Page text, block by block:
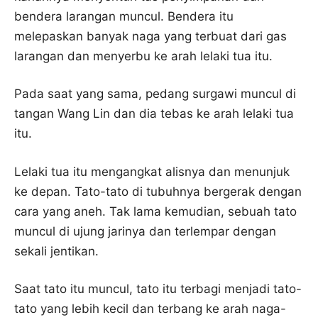
bendera larangan muncul. Bendera itu
melepaskan banyak naga yang terbuat dari gas
larangan dan menyerbu ke arah lelaki tua itu.
Pada saat yang sama, pedang surgawi muncul di
tangan Wang Lin dan dia tebas ke arah lelaki tua
itu.
Lelaki tua itu mengangkat alisnya dan menunjuk
ke depan. Tato-tato di tubuhnya bergerak dengan
cara yang aneh. Tak lama kemudian, sebuah tato
muncul di ujung jarinya dan terlempar dengan
sekali jentikan.
Saat tato itu muncul, tato itu terbagi menjadi tato-
tato yang lebih kecil dan terbang ke arah naga-